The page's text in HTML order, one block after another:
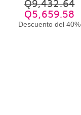
Q9,432.64
Q5,659.58
Descuento del 40%